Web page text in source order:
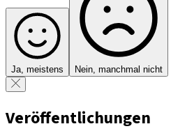
Ja, meistens Nein, manchmal nicht
Veröffentlichungen